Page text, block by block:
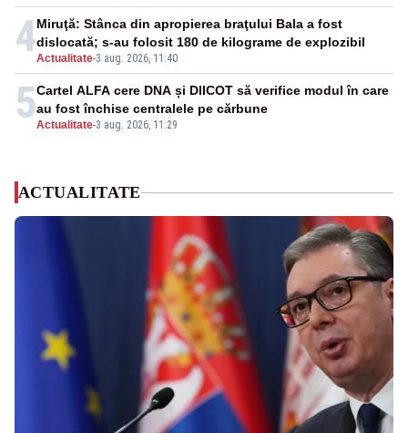
4Actualitate-3 aug. 2026, 11:40
Miruţă: Stânca din apropierea braţului Bala a fost
dislocată; s-au folosit 180 de kilograme de explozibil
5Actualitate-3 aug. 2026, 11:29
Cartel ALFA cere DNA și DIICOT să verifice modul în care
au fost închise centralele pe cărbune
ACTUALITATE